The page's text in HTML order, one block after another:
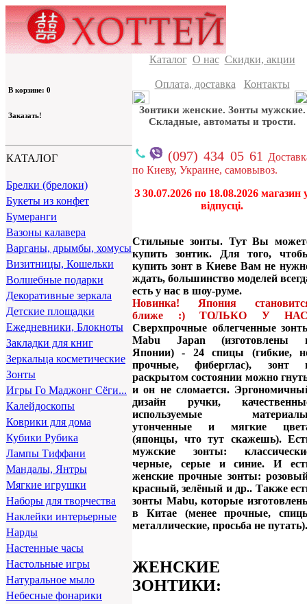
В корзине: 0
Заказать!
КАТАЛОГ
Брелки (брелоки)
Букеты из конфет
Бумеранги
Вазоны калавера
Варганы, дрымбы, хомусы
Визитницы, Кошельки
Волшебные подарки
Декоративные зеркала
Детские площадки
Ежедневники, Блокноты
Закладки для книг
Зеркальца косметические
Зонты
Игры Го Маджонг Сёги...
Калейдоскопы
Коврики для дома
Кубики Рубика
Лампы Тиффани
Мандалы, Янтры
Мягкие игрушки
Наборы для творчества
Наклейки интерьерные
Нарды
Настенные часы
Настольные игры
Натуральное мыло
Небесные фонарики
Каталог О нас Скидки, акции
Оплата, доставка Контакты
Зонтики женские. Зонты мужские.
Складные, автоматы и трости.
(097) 434 05 61
по Киеву, Украине, самовывоз.
З 30.07.2026 по 18.08.2026 магазин
відпусці.
Стильные зонты. Тут Вы
купить зонтик. Для того,
купить зонт в Киеве Вам не
ждать, большинство моделей
есть у нас в шоу-руме.
Новинка! Япония
ближе :) ТОЛЬКО У
Сверхпрочные облегченные
Mabu Japan (изготовлены
Японии) - 24 спицы (гибкие,
прочные, фиберглас), зонт
раскрытом состоянии можно
и он не сломается.
дизайн ручки,
используемые
утонченные и мягкие
(японцы, что тут скажешь).
мужские зонты:
черные, серые и синие. И
женские прочные зонты:
красный, зелёный и др.. Также
зонты Mabu, которые
в Китае (менее прочные,
металлические, просьба не путать).
ЖЕНСКИЕ
ЗОНТИКИ: